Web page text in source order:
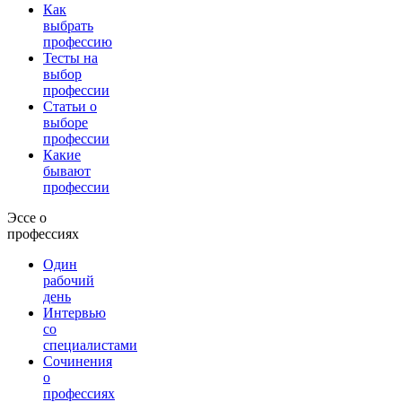
Как
выбрать
профессию
Тесты на
выбор
профессии
Статьи о
выборе
профессии
Какие
бывают
профессии
Эссе о
профессиях
Один
рабочий
день
Интервью
со
специалистами
Сочинения
о
профессиях